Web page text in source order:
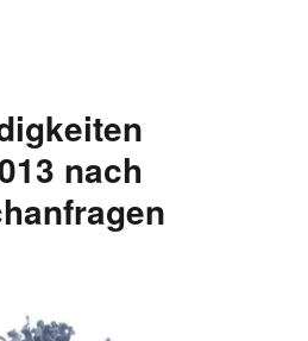
nach